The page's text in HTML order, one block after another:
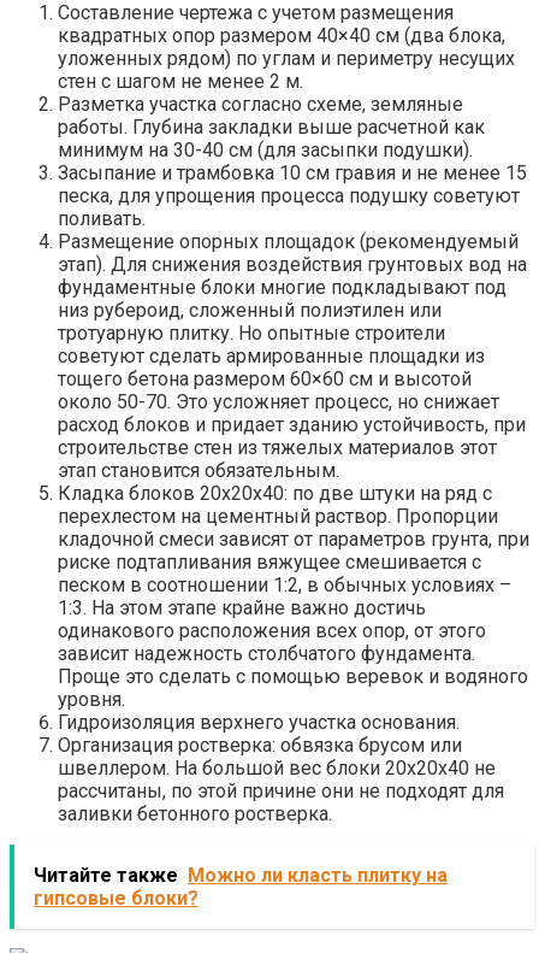
Составление чертежа с учетом размещения
квадратных опор размером 40×40 см (два блока,
уложенных рядом) по углам и периметру несущих
стен с шагом не менее 2 м.
Разметка участка согласно схеме, земляные
работы. Глубина закладки выше расчетной как
минимум на 30-40 см (для засыпки подушки).
Засыпание и трамбовка 10 см гравия и не менее 15
песка, для упрощения процесса подушку советуют
поливать.
Размещение опорных площадок (рекомендуемый
этап). Для снижения воздействия грунтовых вод на
фундаментные блоки многие подкладывают под
низ рубероид, сложенный полиэтилен или
тротуарную плитку. Но опытные строители
советуют сделать армированные площадки из
тощего бетона размером 60×60 см и высотой
около 50-70. Это усложняет процесс, но снижает
расход блоков и придает зданию устойчивость, при
строительстве стен из тяжелых материалов этот
этап становится обязательным.
Кладка блоков 20х20х40: по две штуки на ряд с
перехлестом на цементный раствор. Пропорции
кладочной смеси зависят от параметров грунта, при
риске подтапливания вяжущее смешивается с
песком в соотношении 1:2, в обычных условиях –
1:3. На этом этапе крайне важно достичь
одинакового расположения всех опор, от этого
зависит надежность столбчатого фундамента.
Проще это сделать с помощью веревок и водяного
уровня.
Гидроизоляция верхнего участка основания.
Организация ростверка: обвязка брусом или
швеллером. На большой вес блоки 20х20х40 не
рассчитаны, по этой причине они не подходят для
заливки бетонного ростверка.
Читайте также Можно ли класть плитку на
гипсовые блоки?